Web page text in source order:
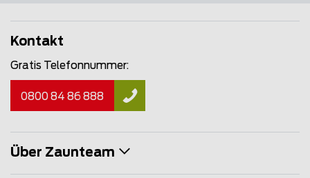
Kontakt
Gratis Telefonnummer:
0800 84 86 888
Über Zaunteam